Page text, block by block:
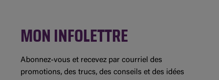
Saint-Jean-sur-Richelieu
Détails des promotions
Instagram
MON INFOLETTRE
Abonnez-vous et recevez par courriel des
promotions, des trucs, des conseils et des idées